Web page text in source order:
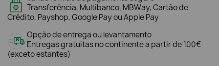
Transferência, Multibanco, MBWay, Cartão de
Crédito, Payshop, Google Pay ou Apple Pay
Opção de entrega ou levantamento
Entregas gratuitas no continente a partir de 100€
(exceto estantes)